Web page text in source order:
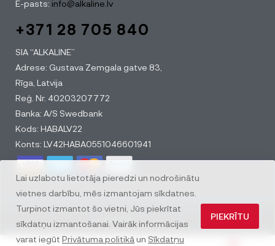
Lai uzlabotu lietotāja pieredzi un nodrošinātu
vietnes darbību, mēs izmantojam sīkdatnes.
Turpinot izmantot šo vietni, Jūs piekrītat
sīkdatņu izmantošanai. Vairāk informācijas
varat iegūt Privātuma politikā un Sīkdatņu
PIEKRĪTU
E-pasts: info@alkaline.lv
+371 28 705 840
SIA “ALKALINE”
Adrese: Gustava Zemgala gatve 83,
Rīga, Latvija
Reģ. Nr. 40203207772
Banka: A/S Swedbank
Kods: HABALV22
Konts: LV42HABA0551046601941
© All rights reserved